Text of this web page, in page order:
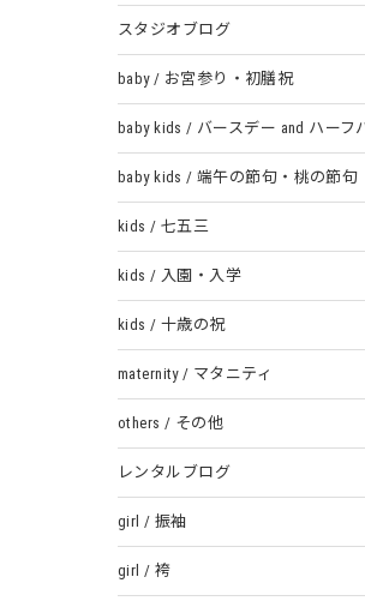
スタジオブログ
baby / お宮参り・初膳祝
baby kids / バースデー and ハーフ
baby kids / 端午の節句・桃の節句
kids / 七五三
kids / 入園・入学
kids / 十歳の祝
maternity / マタニティ
others / その他
レンタルブログ
girl / 振袖
girl / 袴